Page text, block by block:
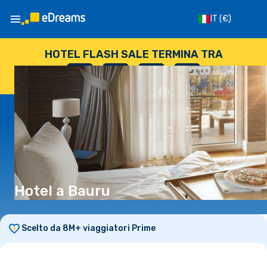
IT (€)
HOTEL FLASH SALE TERMINA TRA
--
GIORNI
: --
ORE
: --
SECONDI
Hotel a Bauru
Scelto da 8M+ viaggiatori Prime